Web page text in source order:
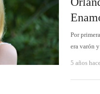
Por
era varón
5 años hace